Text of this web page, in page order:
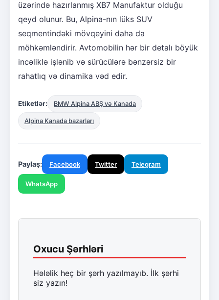
üzərində hazırlanmış XB7 Manufaktur olduğu
qeyd olunur. Bu, Alpina-nın lüks SUV
seqmentindəki mövqeyini daha da
möhkəmləndirir. Avtomobilin hər bir detalı böyük
incəliklə işlənib və sürücülərə bənzərsiz bir
rahatlıq və dinamika vəd edir.
Etiketlər: BMW Alpina ABŞ və Kanada
Alpina Kanada bazarları
Paylaş: Facebook Twitter Telegram
WhatsApp
Oxucu Şərhləri
Hələlik heç bir şərh yazılmayıb. İlk şərhi
siz yazın!